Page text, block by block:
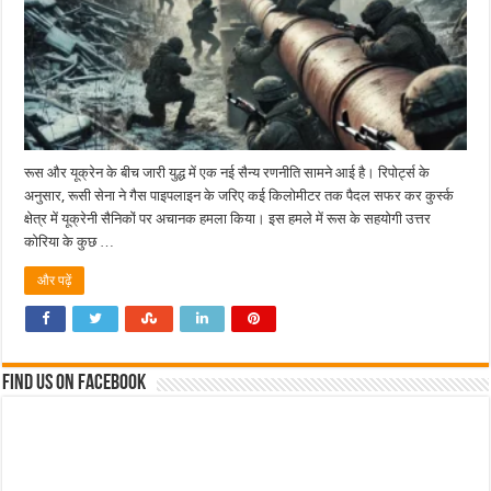
रूस और यूक्रेन के बीच जारी युद्ध में एक नई सैन्य रणनीति सामने आई है। रिपोर्ट्स के
अनुसार, रूसी सेना ने गैस पाइपलाइन के जरिए कई किलोमीटर तक पैदल सफर कर कुर्स्क
क्षेत्र में यूक्रेनी सैनिकों पर अचानक हमला किया। इस हमले में रूस के सहयोगी उत्तर
कोरिया के कुछ …
और पढ़ें
Find us on Facebook